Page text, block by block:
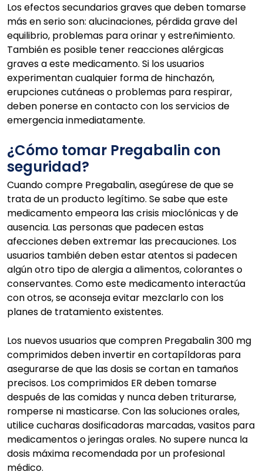
Los efectos secundarios graves que deben tomarse
más en serio son: alucinaciones, pérdida grave del
equilibrio, problemas para orinar y estreñimiento.
También es posible tener reacciones alérgicas
graves a este medicamento. Si los usuarios
experimentan cualquier forma de hinchazón,
erupciones cutáneas o problemas para respirar,
deben ponerse en contacto con los servicios de
emergencia inmediatamente.
¿Cómo tomar Pregabalin con
seguridad?
Cuando compre Pregabalin, asegúrese de que se
trata de un producto legítimo. Se sabe que este
medicamento empeora las crisis mioclónicas y de
ausencia. Las personas que padecen estas
afecciones deben extremar las precauciones. Los
usuarios también deben estar atentos si padecen
algún otro tipo de alergia a alimentos, colorantes o
conservantes. Como este medicamento interactúa
con otros, se aconseja evitar mezclarlo con los
planes de tratamiento existentes.
Los nuevos usuarios que compren Pregabalin 300 mg
comprimidos deben invertir en cortapíldoras para
asegurarse de que las dosis se cortan en tamaños
precisos. Los comprimidos ER deben tomarse
después de las comidas y nunca deben triturarse,
romperse ni masticarse. Con las soluciones orales,
utilice cucharas dosificadoras marcadas, vasitos para
medicamentos o jeringas orales. No supere nunca la
dosis máxima recomendada por un profesional
médico.